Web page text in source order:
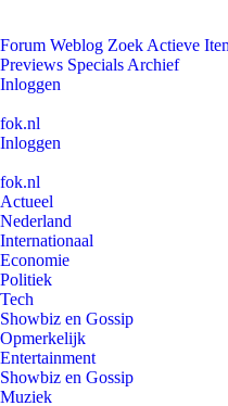
Forum Weblog Zoek Actieve
Previews Specials Archief
Inloggen
fok.nl
Inloggen
fok.nl
Actueel
Nederland
Internationaal
Economie
Politiek
Tech
Showbiz en Gossip
Opmerkelijk
Entertainment
Showbiz en Gossip
Muziek